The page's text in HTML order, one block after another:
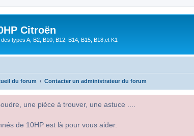
Citroën
types A, B2, B10, B12, B14, B15, B18,et K1
du forum Contacter un administrateur du forum
une pièce à trouver, une astuce ....
de 10HP est là pour vous aider.